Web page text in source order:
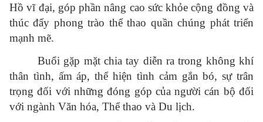
Hồ vĩ đại, góp phần nâng cao sức khỏe cộng đồng và
thúc đẩy phong trào thể thao quần chúng phát triển
mạnh mẽ.
Buổi gặp mặt chia tay diễn ra trong không khí
thân tình, ấm áp, thể hiện tình cảm gắn bó, sự trân
trọng đối với những đóng góp của người cán bộ đối
với ngành Văn hóa, Thể thao và Du lịch.